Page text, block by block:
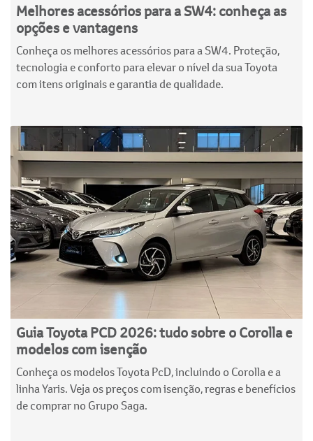
Melhores acessórios para a SW4: conheça as
opções e vantagens
Conheça os melhores acessórios para a SW4. Proteção,
tecnologia e conforto para elevar o nível da sua Toyota
com itens originais e garantia de qualidade.
Guia Toyota PCD 2026: tudo sobre o Corolla e
modelos com isenção
Conheça os modelos Toyota PcD, incluindo o Corolla e a
linha Yaris. Veja os preços com isenção, regras e benefícios
de comprar no Grupo Saga.